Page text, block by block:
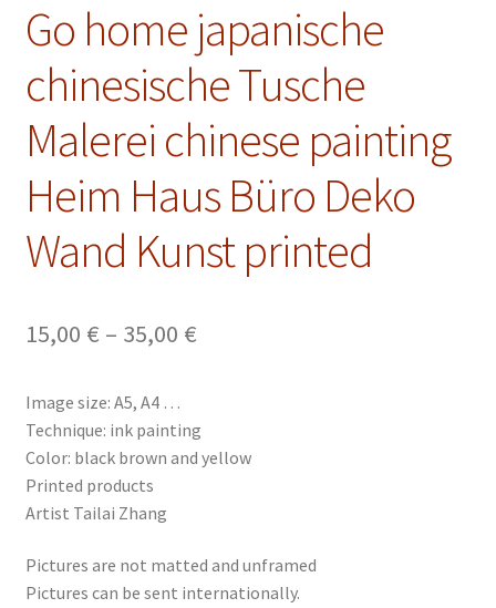
Go home japanische
chinesische Tusche
Malerei chinese painting
Heim Haus Büro Deko
Wand Kunst printed
15,00 € – 35,00 €Preisspanne:
35,00 €
Image size: A5, A4 …
Technique: ink painting
Color: black brown and yellow
Printed products
Artist Tailai Zhang
Pictures are not matted and unframed
Pictures can be sent internationally.